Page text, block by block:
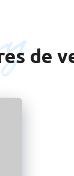
de